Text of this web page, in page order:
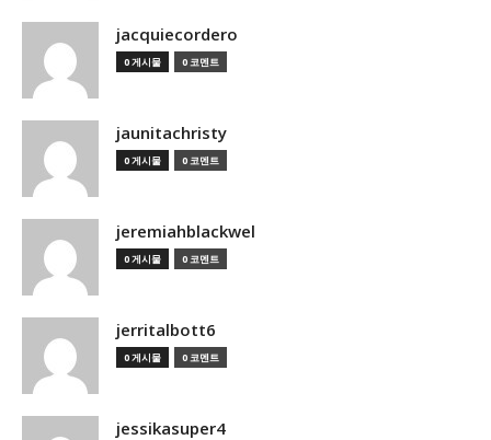
jacquiecordero
0 게시물 0 코멘트
jaunitachristy
0 게시물 0 코멘트
jeremiahblackwel
0 게시물 0 코멘트
jerritalbott6
0 게시물 0 코멘트
jessikasuper4